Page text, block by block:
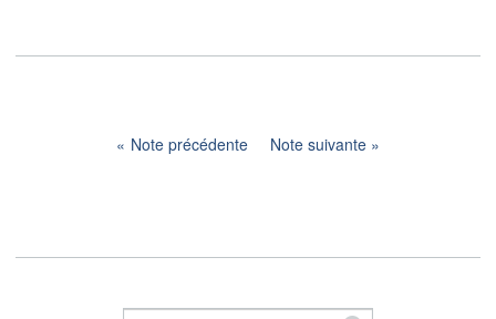
Note précédente Note suivante